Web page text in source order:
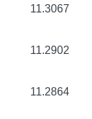
11.3067
11.2902
11.2864